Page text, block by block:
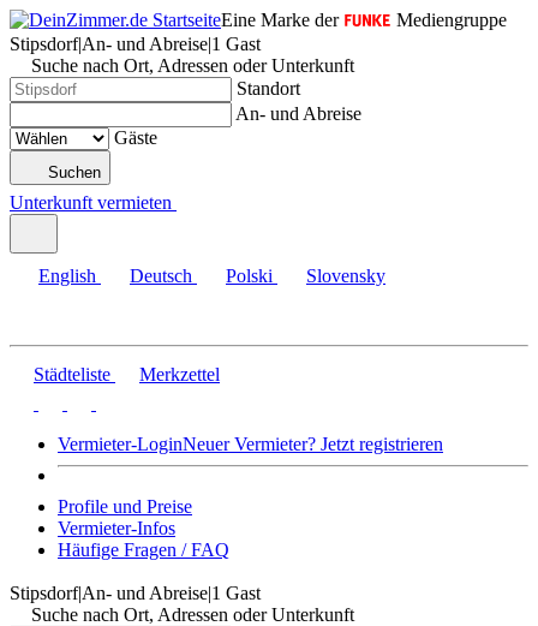
Eine Marke der
Mediengruppe
Stipsdorf|An- und Abreise|1 Gast
Suche nach Ort, Adressen oder Unterkunft
Standort
An- und Abreise
Gäste
Suchen
Unterkunft vermieten
English Deutsch Polski Slovensky
Städteliste Merkzettel
Vermieter-LoginNeuer Vermieter? Jetzt registrieren
Profile und Preise
Vermieter-Infos
Häufige Fragen / FAQ
Stipsdorf|An- und Abreise|1 Gast
Suche nach Ort, Adressen oder Unterkunft